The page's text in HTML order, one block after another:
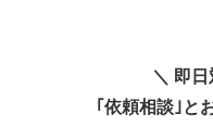
＼ 即
｢依頼相談｣と